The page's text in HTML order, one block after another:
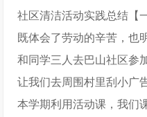
社区清洁活动实践总结【
既体会了劳动的辛苦，也
和同学三人去巴山社区参
让我们去周围村里刮小广
本学期利用活动课，我们